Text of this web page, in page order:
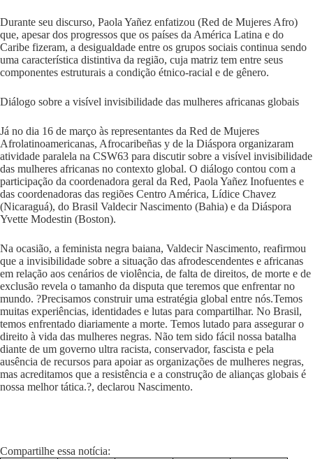
Durante seu discurso, Paola Yañez enfatizou (Red de Mujeres Afro)
que, apesar dos progressos que os países da América Latina e do
Caribe fizeram, a desigualdade entre os grupos sociais continua sendo
uma característica distintiva da região, cuja matriz tem entre seus
componentes estruturais a condição étnico-racial e de gênero.
Diálogo sobre a visível invisibilidade das mulheres africanas globais
Já no dia 16 de março às representantes da Red de Mujeres
Afrolatinoamericanas, Afrocaribeñas y de la Diáspora organizaram
atividade paralela na CSW63 para discutir sobre a visível invisibilidade
das mulheres africanas no contexto global. O diálogo contou com a
participação da coordenadora geral da Red, Paola Yañez Inofuentes e
das coordenadoras das regiões Centro América, Lídice Chavez
(Nicaraguá), do Brasil Valdecir Nascimento (Bahia) e da Diáspora
Yvette Modestin (Boston).
Na ocasião, a feminista negra baiana, Valdecir Nascimento, reafirmou
que a invisibilidade sobre a situação das afrodescendentes e africanas
em relação aos cenários de violência, de falta de direitos, de morte e de
exclusão revela o tamanho da disputa que teremos que enfrentar no
mundo. ?Precisamos construir uma estratégia global entre nós.Temos
muitas experiências, identidades e lutas para compartilhar. No Brasil,
temos enfrentado diariamente a morte. Temos lutado para assegurar o
direito à vida das mulheres negras. Não tem sido fácil nossa batalha
diante de um governo ultra racista, conservador, fascista e pela
ausência de recursos para apoiar as organizações de mulheres negras,
mas acreditamos que a resistência e a construção de alianças globais é
nossa melhor tática.?, declarou Nascimento.
Compartilhe essa notícia: